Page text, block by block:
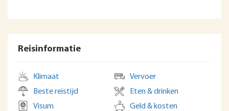
Reisinformatie
Klimaat
Beste reistijd
Visum
Vervoer
Eten & drinken
Geld & kosten